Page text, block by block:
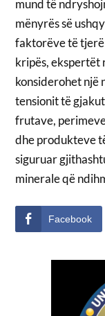
mund të
mënyrës së
faktorëve të
kripës, ekspertët
konsiderohet një
tensionit të
frutave,
dhe produkteve
siguruar
minerale që
Facebook